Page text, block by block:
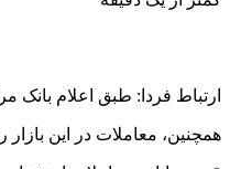
ارتباط فردا: طبق اعلام بانک مرکزی، حجم
همچنین، معاملات در این بازار روز گذشته (چهارم